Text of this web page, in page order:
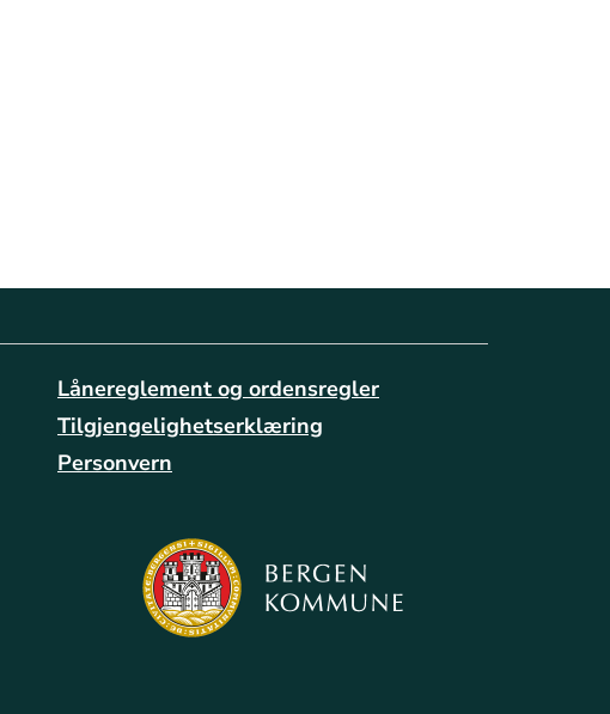
Lånereglement og ordensregler
Tilgjengelighetserklæring
Personvern